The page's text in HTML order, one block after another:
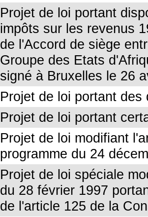
Projet de loi portant
impôts sur les revenus
de l'Accord de siège
Groupe des Etats
signé à Bruxelles le 26
Projet de loi portant
Projet de loi portant
Projet de loi modifiant
programme du 24
Projet de loi spéciale
du 28 février 1997
de l'article 125 de la